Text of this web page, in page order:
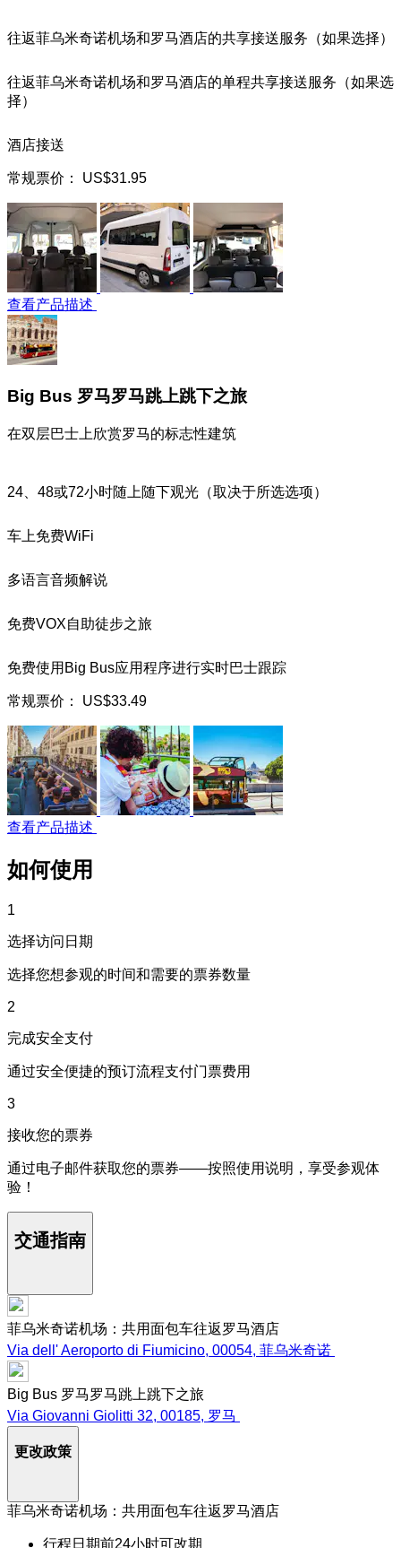
往返菲乌米奇诺机场和罗马酒店的共享接送服务（如果选择）
往返菲乌米奇诺机场和罗马酒店的单程共享接送服务（如果选
择）
酒店接送
常规票价： US$31.95
查看产品描述
Big Bus 罗马罗马跳上跳下之旅
在双层巴士上欣赏罗马的标志性建筑
24、48或72小时随上随下观光（取决于所选选项）
车上免费WiFi
多语言音频解说
免费VOX自助徒步之旅
免费使用Big Bus应用程序进行实时巴士跟踪
常规票价： US$33.49
查看产品描述
如何使用
1
选择访问日期
选择您想参观的时间和需要的票券数量
2
完成安全支付
通过安全便捷的预订流程支付门票费用
3
接收您的票券
通过电子邮件获取您的票券——按照使用说明，享受参观体
验！
交通指南
菲乌米奇诺机场：共用面包车往返罗马酒店
Via dell' Aeroporto di Fiumicino, 00054, 菲乌米奇诺
Big Bus 罗马罗马跳上跳下之旅
Via Giovanni Giolitti 32, 00185, 罗马
更改政策
菲乌米奇诺机场：共用面包车往返罗马酒店
行程日期前24小时可改期